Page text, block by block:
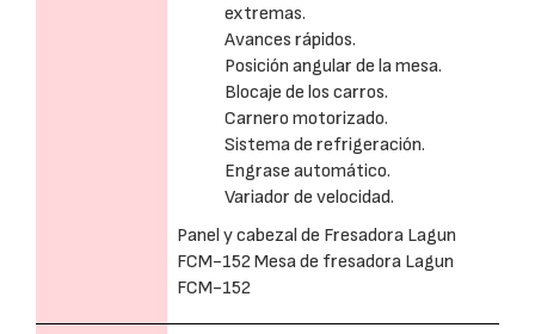
extremas.
Avances rápidos.
Posición angular de la mesa.
Blocaje de los carros.
Carnero motorizado.
Sistema de refrigeración.
Engrase automático.
Variador de velocidad.
Panel y cabezal de Fresadora Lagun
FCM-152 Mesa de fresadora Lagun
FCM-152